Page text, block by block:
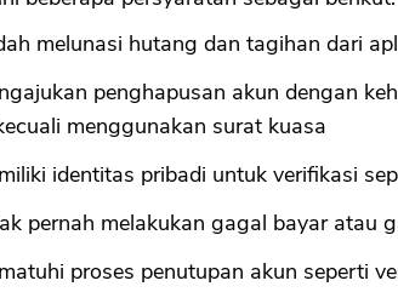
melunasi hutang dan tagihan dari
penghapusan akun dengan
menggunakan surat kuasa
identitas pribadi untuk verifikasi
pernah melakukan gagal bayar atau
proses penutupan akun seperti